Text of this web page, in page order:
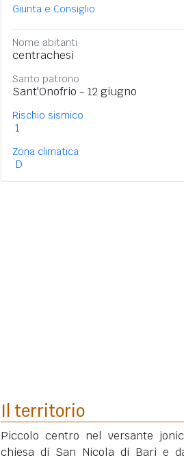
Giunta e Consiglio
Nome abitanti
centrachesi
Santo patrono
Sant'Onofrio - 12 giugno
Rischio sismico
1
Zona climatica
D
Il territorio
Piccolo centro nel versante
chiesa di San Nicola di Bari e